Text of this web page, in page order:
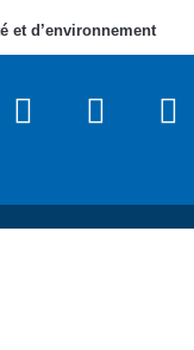
et d’environnement